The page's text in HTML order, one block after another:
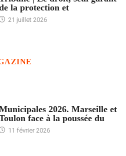
la protection et
21 juillet 2026
2026. Marseille et
face à la poussée du
11 février 2026